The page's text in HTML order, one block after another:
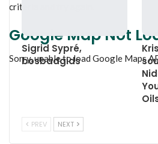
criteria and try again.
Google Map Not
Sorry, unable to load Google Maps
Sigrid Sypré,
bosbadgids
PREV NEXT